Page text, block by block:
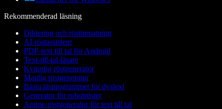
Rekommenderad läsning
Diktering och röstinmatning
AI-röstassistent
PDF-text till tal för Android
Text-till-tal-läsare
Kvinnlig röstgenerator
Manlig röstgenerator
Bästa läsprogrammet för dyslexi
Generator för robotröster
Anime-röstgenerator för text till tal